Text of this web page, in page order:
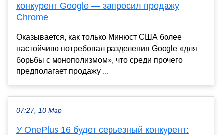
конкурент Google — запросил продажу
Chrome
Оказывается, как только Минюст США более
настойчиво потребовал разделения Google «для
борьбы с монополизмом», что среди прочего
предполагает продажу ...
07:27, 10 Мар
У OnePlus 16 будет серьезный конкурент: